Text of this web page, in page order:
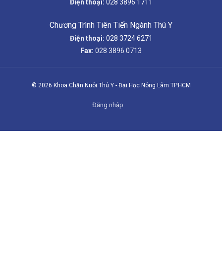
Điện thoại: 028 3896 1711
Chương Trình Tiên Tiến Ngành Thú Y
Điện thoại: 028 3724 6271
Fax: 028 3896 0713
© 2026 Khoa Chăn Nuôi Thú Y - Đại Học Nông Lâm TP.HCM
Đăng nhập